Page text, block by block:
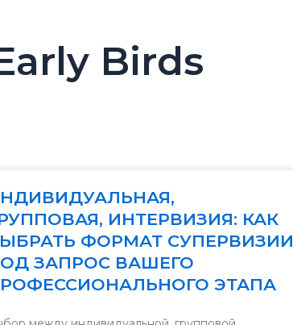
Birds
ИНТЕРВИЗИЯ: КАК
ФОРМАТ СУПЕРВИЗИИ
ЗАПРОС ВАШЕГО
ЭТАПА